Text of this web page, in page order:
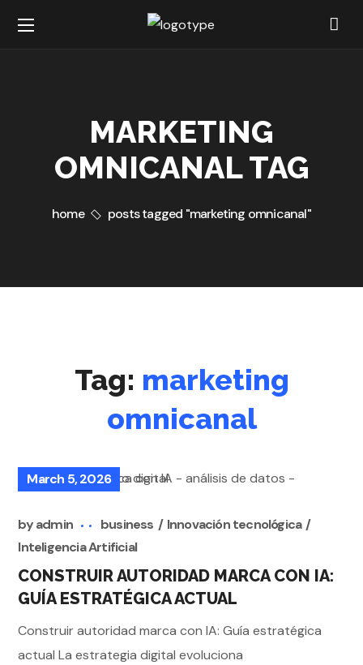
MARKETING
OMNICANAL TAG
home posts tagged "marketing omnicanal"
Tag: marketing
omnicanal
March 5, 2026
byadmin business
Innovación tecnológica
Inteligencia Artificial
CONSTRUIR AUTORIDAD MARCA CON IA:
GUÍA ESTRATÉGICA ACTUAL
Construir autoridad marca con IA: Guía estratégica
actual La estrategia digital evoluciona